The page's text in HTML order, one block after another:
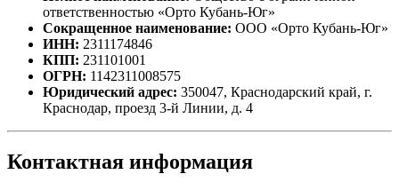
ответственностью «Орто Кубань-Юг»
Сокращенное наименование: ООО «Орто Кубань-Юг»
ИНН: 2311174846
КПП: 231101001
ОГРН: 1142311008575
Юридический адрес: 350047, Краснодарский край, г.
Краснодар, проезд 3-й Линии, д. 4
Контактная информация